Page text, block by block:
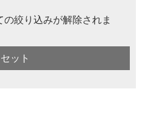
絞り込みが解除されま
ット